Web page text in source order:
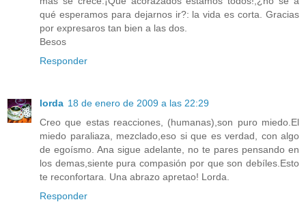
qué esperamos para dejarnos ir?: la vida es corta. Gracias
por expresaros tan bien a las dos.
Besos
Responder
lorda 18 de enero de 2009 a las 22:29
Creo que estas reacciones, (humanas),son puro miedo.El
miedo paraliaza, mezclado,eso si que es verdad, con algo
de egoísmo. Ana sigue adelante, no te pares pensando en
los demas,siente pura compasión por que son debíles.Esto
te reconfortara. Una abrazo apretao! Lorda.
Responder